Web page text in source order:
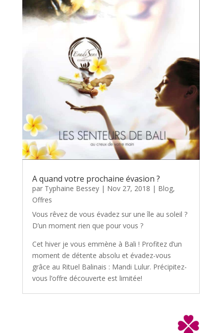
A quand votre prochaine évasion ?
par Typhaine Bessey| Nov 27, 2018 | Blog,
Offres
Vous rêvez de vous évadez sur une île au soleil ?
D’un moment rien que pour vous ?
Cet hiver je vous emmène à Bali ! Profitez d’un
moment de détente absolu et évadez-vous
grâce au Rituel Balinais : Mandi Lulur. Précipitez-
vous l’offre découverte est limitée!